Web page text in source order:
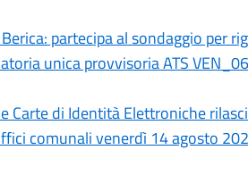
partecipa al sondaggio per
unica provvisoria ATS
Carte di Identità Elettroniche
comunali venerdì 14 agosto